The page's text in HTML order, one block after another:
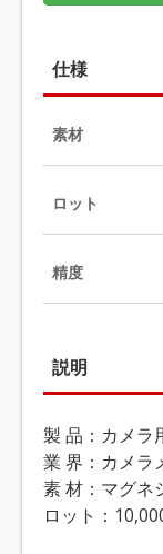
仕様
素材
ロット
精度
説明
製 品：カメラ
業 界：カメラ
素 材：マグネ
ロット：